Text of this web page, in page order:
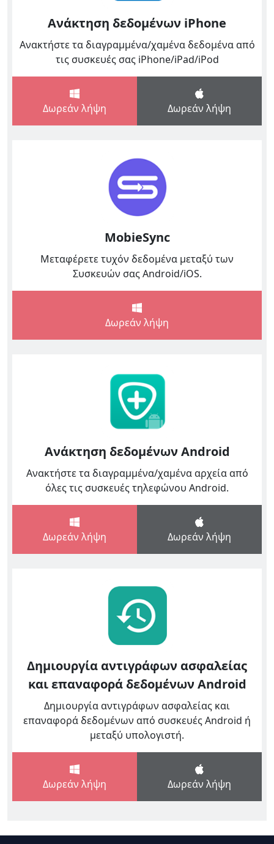
Ανάκτηση δεδομένων iPhone
Ανακτήστε τα διαγραμμένα/χαμένα δεδομένα από
τις συσκευές σας iPhone/iPad/iPod
Δωρεάν λήψη Δωρεάν λήψη
MobieSync
Μεταφέρετε τυχόν δεδομένα μεταξύ των
Συσκευών σας Android/iOS.
Δωρεάν λήψη
Ανάκτηση δεδομένων Android
Ανακτήστε τα διαγραμμένα/χαμένα αρχεία από
όλες τις συσκευές τηλεφώνου Android.
Δωρεάν λήψη Δωρεάν λήψη
Δημιουργία αντιγράφων ασφαλείας
και επαναφορά δεδομένων Android
Δημιουργία αντιγράφων ασφαλείας και
επαναφορά δεδομένων από συσκευές Android ή
μεταξύ υπολογιστή.
Δωρεάν λήψη Δωρεάν λήψη